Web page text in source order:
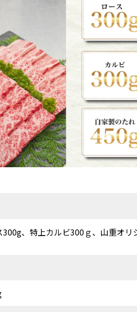
、特上カルビ300ｇ、山重オリ